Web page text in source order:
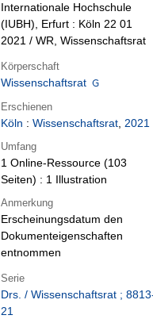
Internationale Hochschule
(IUBH), Erfurt : Köln 22 01
2021 / WR, Wissenschaftsrat
Körperschaft
Wissenschaftsrat
Erschienen
Köln : Wissenschaftsrat, 2021
Umfang
1 Online-Ressource (103
Seiten) : 1 Illustration
Anmerkung
Erscheinungsdatum den
Dokumenteigenschaften
entnommen
Serie
Drs. / Wissenschaftsrat ;
21